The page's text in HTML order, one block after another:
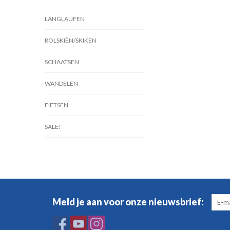
LANGLAUFEN
ROLSKIËN/SKIKEN
SCHAATSEN
WANDELEN
FIETSEN
SALE!
Meld je aan voor onze nieuwsbrief: